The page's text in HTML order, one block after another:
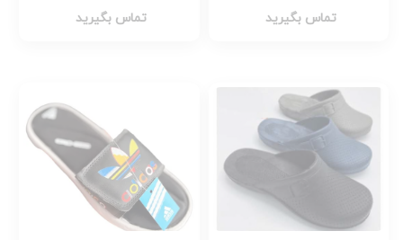
تک
تماس بگیرید
عمده و تک
تماس بگیرید